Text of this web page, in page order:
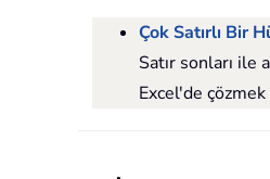
Çok Satırlı Bir
Satır sonları
Excel'de